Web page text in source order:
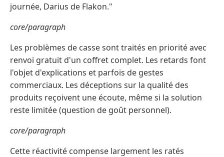
journée, Darius de Flakon."
core/paragraph
Les problèmes de casse sont traités en priorité avec
renvoi gratuit d'un coffret complet. Les retards font
l'objet d'explications et parfois de gestes
commerciaux. Les déceptions sur la qualité des
produits reçoivent une écoute, même si la solution
reste limitée (question de goût personnel).
core/paragraph
Cette réactivité compense largement les ratés